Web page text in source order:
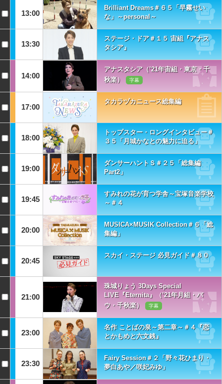
13:00
Brilliant Dreams＃６５「早霧せい
な」～personal～
13:30
ステージ・ドア＃１５ 宙組『アナス
タシア』
14:00
アナスタシア（’21年宙組・東京・千
秋楽）
字幕
17:00
タカラヅカニュース総集編
18:00
トップスター・ロングインタビュー＃
３５「月城かなとの魅力に迫る」
19:00
ダンサーハントＳ＃２５「総集編
Part2」
19:45
すみれの花が育つ学舎～宝塚音楽学校
～＃４
20:00
MUSICA×MUSIK Collection＃６「総
集編」
20:45
スカイ・ステージ 必見ガイド＃８０
21:00
珠城りょう 3Days Special
LIVE『Eternita』（’21年月組・バ
ウ・千秋楽）
字幕
23:00
名作 ことばの泉～第二章～＃４『恋
とかもめと六文銭』
23:30
Fairy Session＃２「野々花ひまり・
夢白あや／咲妃みゆ」